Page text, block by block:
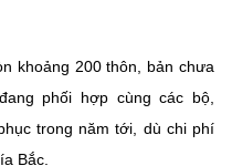
khoảng 200 thôn, bản chưa
phối hợp cùng các bộ,
trong năm tới, dù chi phí
Bắc.